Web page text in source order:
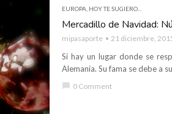
EUROPA HOY TE SUGIERO...
Mercadillo de Navidad:
mipasaporte 21 diciembre,
Si hay un lugar donde se
Alemania. Su fama se debe a
chat_bubble 0 Comment